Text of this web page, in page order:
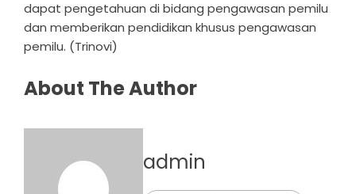
dapat pengetahuan di bidang pengawasan pemilu
dan memberikan pendidikan khusus pengawasan
pemilu. (Trinovi)
About The Author
admin